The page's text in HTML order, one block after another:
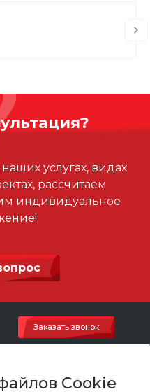
Cookie
услугах, видах
рассчитаем
индивидуальное
Заказать звонок
стр.2